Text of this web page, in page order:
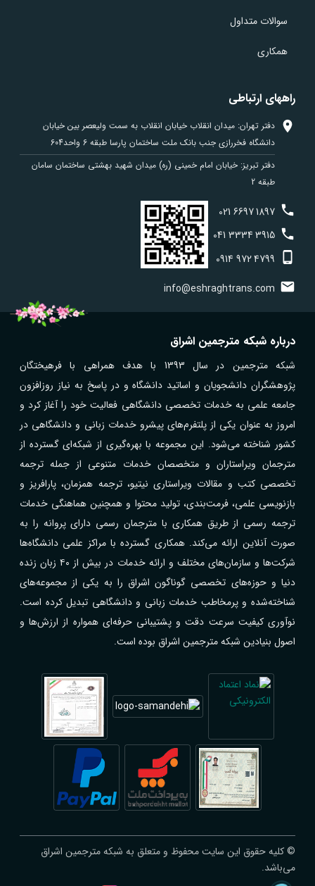
سوالات متداول
همکاری
راههای ارتباطی
دفتر تهران: میدان انقلاب خیابان انقلاب به سمت ولیعصر بین خیابان
دانشگاه فخررازی جنب بانک ملت ساختمان پارسا طبقه 6 واحد604
دفتر تبریز: خیابان امام خمینی (ره) میدان شهید بهشتی ساختمان سامان
طبقه 2
021 66971897
041 33343915
0914 9724799
info@eshraghtrans.com
درباره شبکه مترجمین اشراق
شبکه مترجمین در سال 1393 با هدف همراهی با فرهیختگان
پژوهشگران دانشجویان و اساتید دانشگاه و در پاسخ به نیاز روزافزون
جامعه علمی به خدمات تخصصی دانشگاهی فعالیت خود را آغاز کرد و
امروز به عنوان یکی از پلتفرم‌های پیشرو خدمات زبانی و دانشگاهی در
کشور شناخته می‌شود. این مجموعه با بهره‌گیری از شبکه‌ای گسترده از
مترجمان ویراستاران و متخصصان خدمات متنوعی از جمله ترجمه
تخصصی کتب و مقالات ویراستاری نیتیو، ترجمه همزمان، پارافریز و
بازنویسی علمی، فرمت‌بندی، تولید محتوا و همچنین هماهنگی خدمات
ترجمه رسمی از طریق همکاری با مترجمان رسمی دارای پروانه را به
صورت آنلاین ارائه می‌کند. همکاری گسترده با مراکز علمی دانشگاه‌ها
شرکت‌ها و سازمان‌های مختلف و ارائه خدمات در بیش از ۴۰ زبان زنده
دنیا و حوزه‌های تخصصی گوناگون اشراق را به یکی از مجموعه‌های
شناخته‌شده و پرمخاطب خدمات زبانی و دانشگاهی تبدیل کرده است.
نوآوری کیفیت سرعت دقت و پشتیبانی حرفه‌ای همواره از ارزش‌ها و
اصول بنیادین شبکه مترجمین اشراق بوده است.
© کلیه حقوق این سایت محفوظ و متعلق به شبکه مترجمین اشراق
می‌باشد.